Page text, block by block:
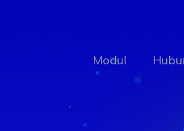
Modul